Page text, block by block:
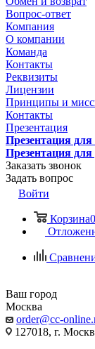
Вопрос-ответ
Компания
О компании
Команда
Контакты
Реквизиты
Лицензии
Принципы и
Контакты
Презентация
Презентация для
Презентация для
Заказать звонок
Задать вопрос
Войти
Корзина0
Ваш город
Москва
order@cc-
127018, г.